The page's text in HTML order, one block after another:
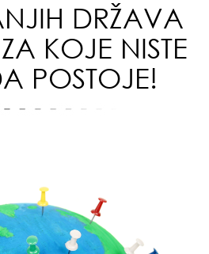
DRŽAVA
KOJE NISTE
POSTOJE!